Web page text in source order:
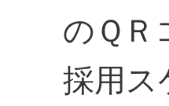
のＱＲ
採用ス